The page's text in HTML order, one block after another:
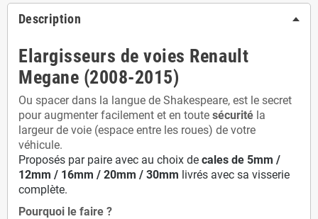
Description
Elargisseurs de voies Renault
Megane (2008-2015)
Ou spacer dans la langue de Shakespeare, est le secret
pour augmenter facilement et en toute sécurité la
largeur de voie (espace entre les roues) de votre
véhicule.
Proposés par paire avec au choix de cales de 5mm /
12mm / 16mm / 20mm / 30mm livrés avec sa visserie
complète.
Pourquoi le faire ?